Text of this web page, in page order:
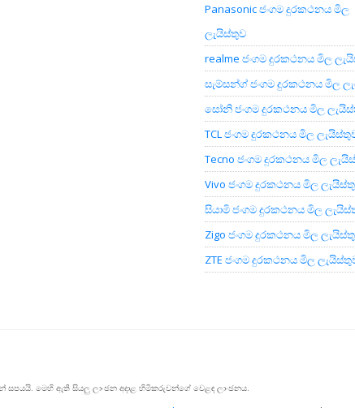
Panasonic ජංගම දුරකථනය මිල
ලැයිස්තුව
realme ජංගම දුරකථනය මිල
සැම්සන්ග් ජංගම දුරකථනය මිල
සෝනි ජංගම දුරකථනය මිල
TCL ජංගම දුරකථනය මිල
Tecno ජංගම දුරකථනය මිල
Vivo ජංගම දුරකථනය මිල
සියාමි ජංගම දුරකථනය මිල
Zigo ජංගම දුරකථනය මිල
ZTE ජංගම දුරකථනය මිල
සපයයි. මෙහි ඇති සියලු ලාංඡන අදාළ හිමිකරුවන්ගේ වෙළඳ ලාංඡනය.